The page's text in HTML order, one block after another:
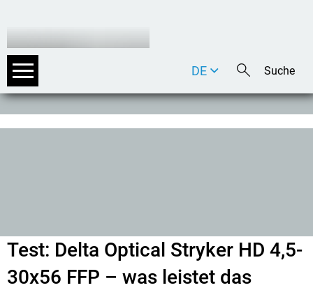
DE
EN
Test: Delta Optical Stryker HD 4,5-
30x56 FFP – was leistet das